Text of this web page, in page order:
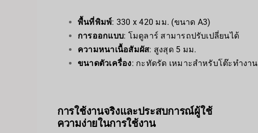
พื้นที่พิมพ์: 330 x 420 มม. (ขนาด A3)
การออกแบบ: โมดูลาร์ สามารถปรับเปลี่ยนได้
ความหนาเนื้อสัมผัส: สูงสุด 5 มม.
ขนาดตัวเครื่อง: กะทัดรัด เหมาะสำหรับโต๊ะทำงาน
การใช้งานจริงและประสบการณ์ผู้ใช้
ความง่ายในการใช้งาน